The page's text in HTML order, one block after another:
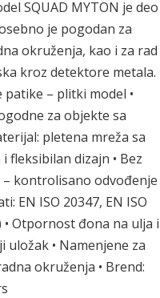
SQUAD MYTON je deo
je pogodan za
okruženja, kao i za rad
kroz detektore metala.
– plitki model •
za objekte sa
pletena mreža sa
fleksibilan dizajn • Bez
– kontrolisano odvođenje
EN ISO 20347, EN ISO
• Otpornost đona na ulja i
uložak • Namenjene za
okruženja • Brend: